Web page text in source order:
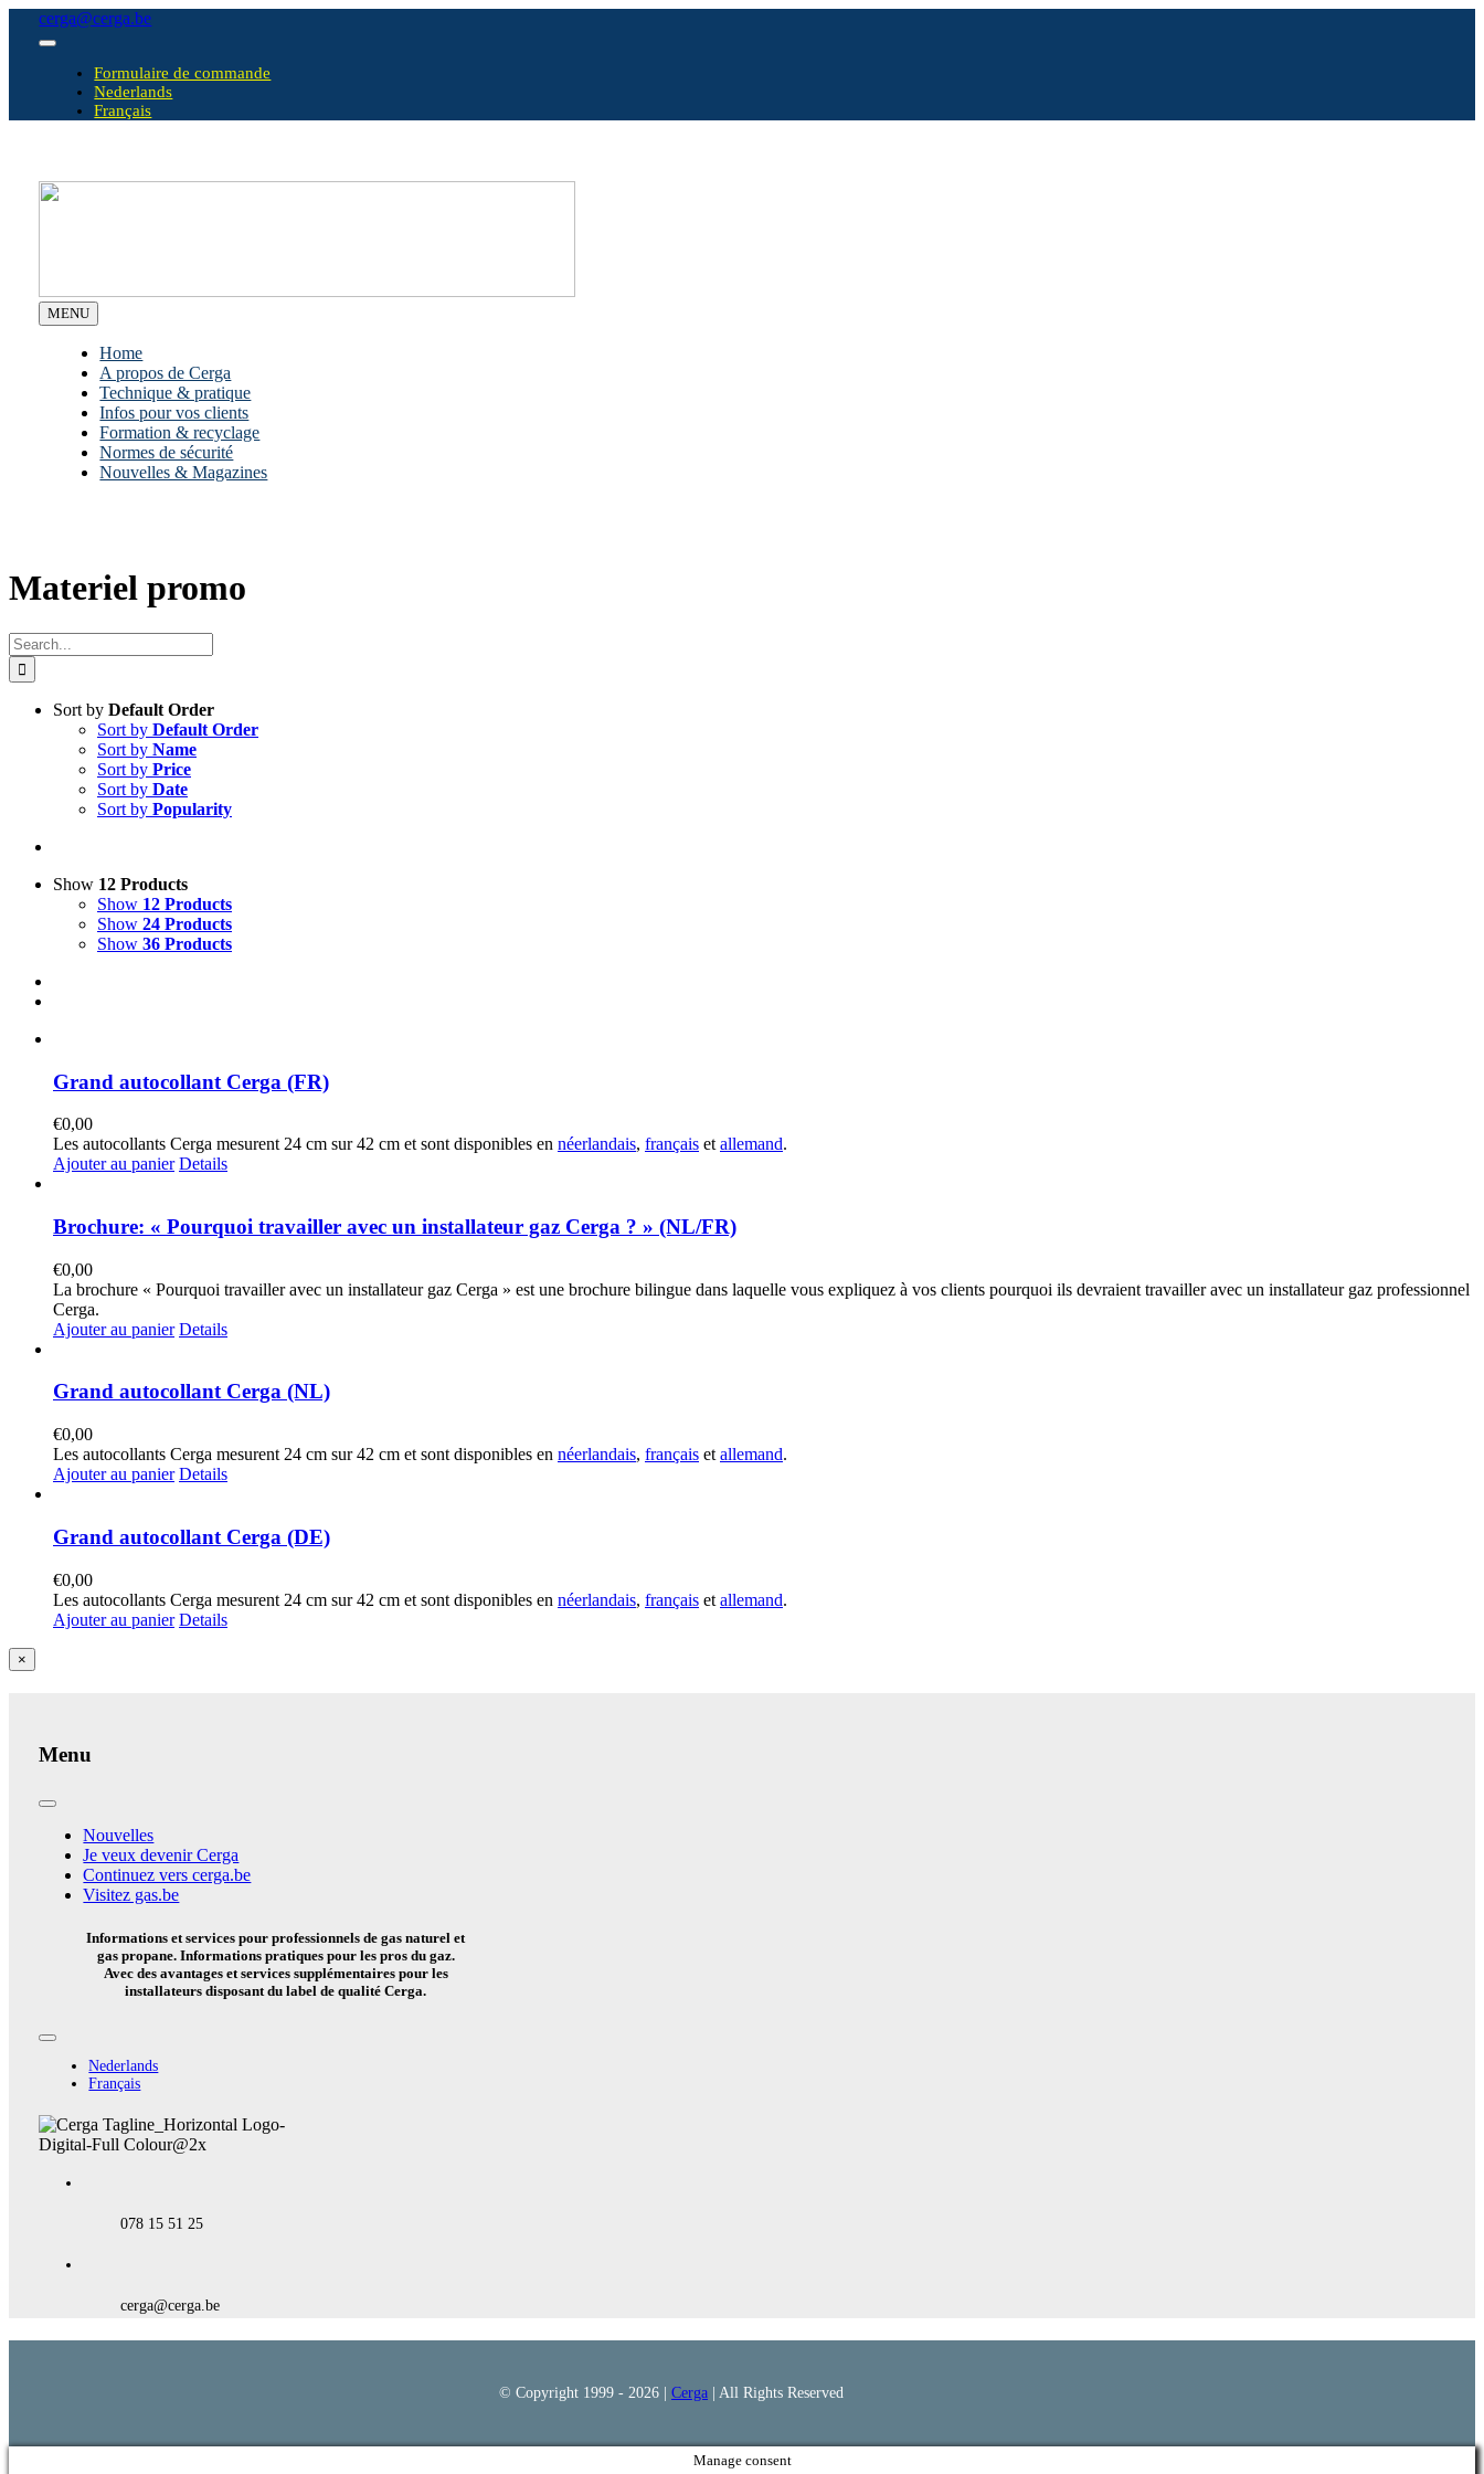
Skipcerga@cerga.be
Toggle
NavigationFormulaire de commande
Nederlands
Français
MENU
Home
A propos de Cerga
Technique & pratique
Infos pour vos clients
Formation & recyclage
Normes de sécurité
Nouvelles & Magazines
Materiel promo
Search
for:
Sort by Default Order
Sort by Default Order
Sort by Name
Sort by Price
Sort by Date
Sort by Popularity
Show 12 Products
Show 12 Products
Show 24 Products
Show 36 Products
Grand autocollant Cerga (FR)
€0,00
Les autocollants Cerga mesurent 24 cm sur 42 cm et sont disponibles en néerlandais, français et allemand.
Ajouter au panier Details
Brochure: « Pourquoi travailler avec un installateur gaz Cerga ? » (NL/FR)
€0,00
La brochure « Pourquoi travailler avec un installateur gaz Cerga » est une brochure bilingue dans laquelle vous expliquez à vos clients pourquoi ils devraient travailler avec un installateur gaz professionnel
Cerga.
Ajouter au panier Details
Grand autocollant Cerga (NL)
€0,00
Les autocollants Cerga mesurent 24 cm sur 42 cm et sont disponibles en néerlandais, français et allemand.
Ajouter au panier Details
Grand autocollant Cerga (DE)
€0,00
Les autocollants Cerga mesurent 24 cm sur 42 cm et sont disponibles en néerlandais, français et allemand.
Ajouter au panier Details
Close
product
×
Menu
Toggle
NavigationNouvelles
Je veux devenir Cerga
Continuez vers cerga.be
Visitez gas.be
Informations et services pour professionnels de gas naturel et
gas propane. Informations pratiques pour les pros du gaz.
Avec des avantages et services supplémentaires pour les
installateurs disposant du label de qualité Cerga.
Toggle
NavigationNederlands
Français
078 15 51 25
cerga@cerga.be
© Copyright 1999 - 2026 | Cerga | All Rights Reserved
Manage consent